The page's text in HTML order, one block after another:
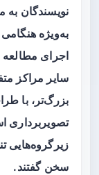
نویسندگان به
به‌ویژه
اجرای
سایر مراکز
بزرگ‌تر، با
تصویربرداری
زیرگروه‌هایی
سخن گفتند.